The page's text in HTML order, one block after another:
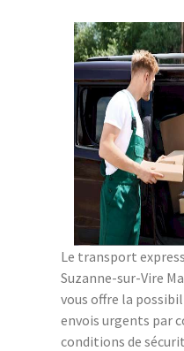
Le transport
Suzanne-sur-Vire
vous offre la
envois urgents par
conditions de